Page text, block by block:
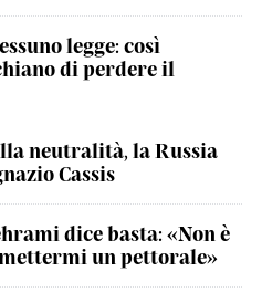
legge: così
di perdere il
neutralità, la Russia
Cassis
dice basta: «Non è
un pettorale»